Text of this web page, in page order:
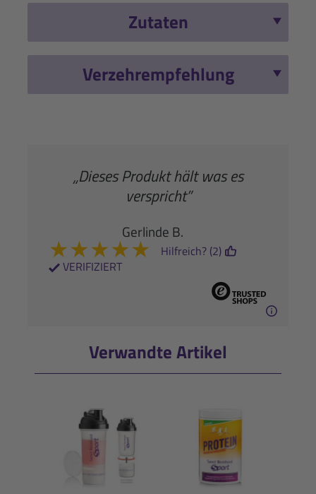
Zutaten
Verzehrempfehlung
„Dieses Produkt hält was es
verspricht”
Gerlinde B.
★★★★★
VERIFIZIERT
Hilfreich? (2)
Verwandte Artikel